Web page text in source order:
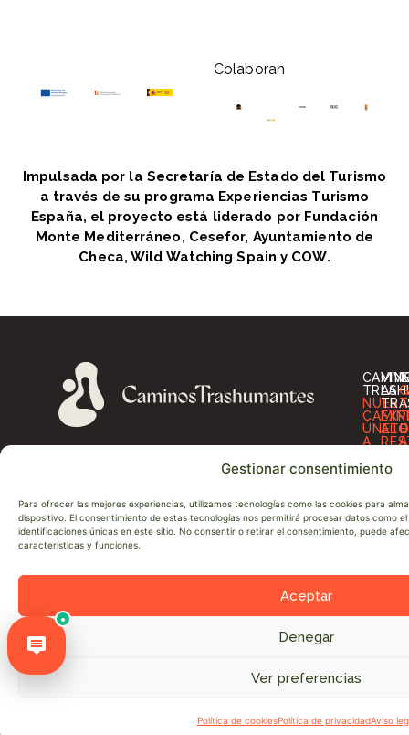
Gestionar consentimiento
Para ofrecer las mejores experiencias, utilizamos tecnologías como las cookies para
dispositivo. El consentimiento de estas tecnologías nos permitirá procesar datos como
identificaciones únicas en este sitio. No consentir o retirar el consentimiento, puede
características y funciones.
Aceptar
Denegar
Ver preferencias
Política de cookiesPolítica de privacidadAviso
Colaboran
Impulsada por la Secretaría de Estado del Turismo
a través de su programa Experiencias Turismo
España, el proyecto está liderado por Fundación
Monte Mediterráneo, Cesefor, Ayuntamiento de
Checa, Wild Watching Spain y COW.
ÚNETE
A
RED
VIVE
LA
●
© Cesefor 2026. Todos los derechos reservados